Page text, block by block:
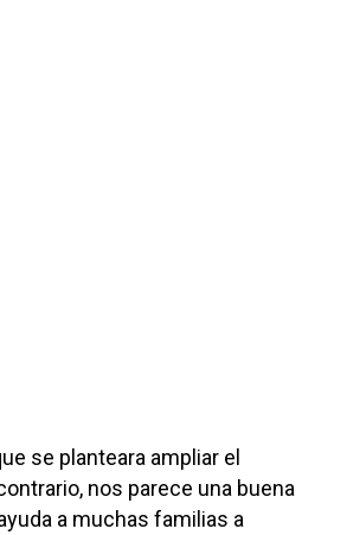
se planteara ampliar el
nos parece una buena
a muchas familias a